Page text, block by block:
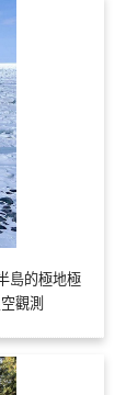
島的極地極
觀測